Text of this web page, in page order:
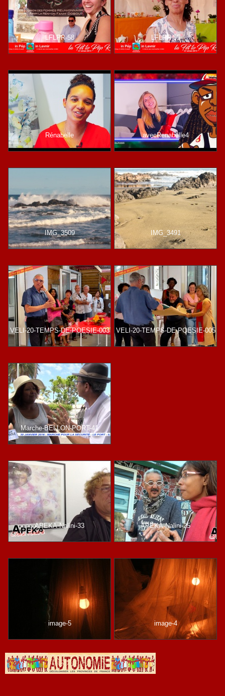
LFLPR-58 LFLPR-55
Rénabelle avecRenabelle4
IMG_3509 IMG_3491
VELI-20-TEMPS-DE-POESIE-003 VELI-20-TEMPS-DE-POESIE-005
Marche-BELLON-PORT-41
APEKA-Nalini-33 APEKA-Nalini-25
image-5 image-4